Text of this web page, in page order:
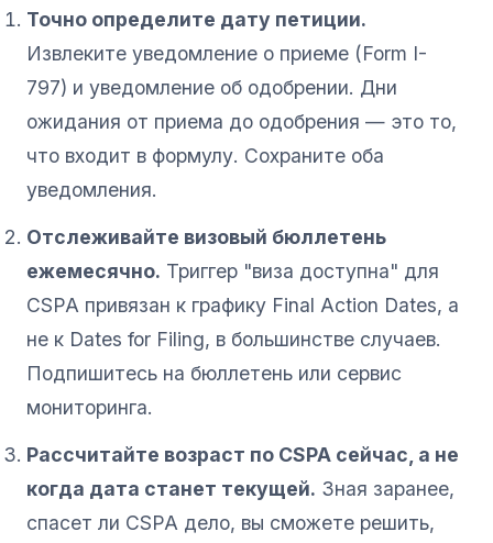
Точно определите дату петиции.
Извлеките уведомление о приеме (Form I-
797) и уведомление об одобрении. Дни
ожидания от приема до одобрения — это то,
что входит в формулу. Сохраните оба
уведомления.
Отслеживайте визовый бюллетень
ежемесячно. Триггер "виза доступна" для
CSPA привязан к графику Final Action Dates, а
не к Dates for Filing, в большинстве случаев.
Подпишитесь на бюллетень или сервис
мониторинга.
Рассчитайте возраст по CSPA сейчас, а не
когда дата станет текущей. Зная заранее,
спасет ли CSPA дело, вы сможете решить,